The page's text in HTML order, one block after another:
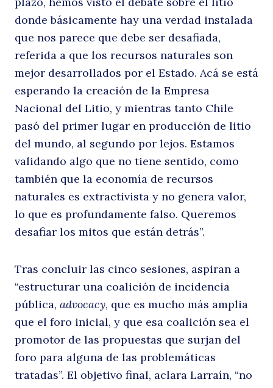
donde básicamente hay una verdad instalada
que nos parece que debe ser desafiada,
referida a que los recursos naturales son
mejor desarrollados por el Estado. Acá se está
esperando la creación de la Empresa
Nacional del Litio, y mientras tanto Chile
pasó del primer lugar en producción de litio
del mundo, al segundo por lejos. Estamos
validando algo que no tiene sentido, como
también que la economía de recursos
naturales es extractivista y no genera valor,
lo que es profundamente falso. Queremos
desafiar los mitos que están detrás”.
Tras concluir las cinco sesiones, aspiran a
“estructurar una coalición de incidencia
pública, advocacy, que es mucho más amplia
que el foro inicial, y que esa coalición sea el
promotor de las propuestas que surjan del
foro para alguna de las problemáticas
tratadas”. El objetivo final, aclara Larraín, “no